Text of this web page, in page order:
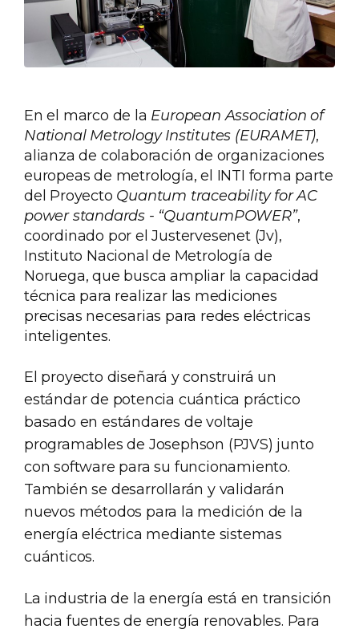
En el marco de la European Association of
National Metrology Institutes (EURAMET),
alianza de colaboración de organizaciones
europeas de metrología, el INTI forma parte
del Proyecto Quantum traceability for AC
power standards - “QuantumPOWER”,
coordinado por el Justervesenet (Jv),
Instituto Nacional de Metrología de
Noruega, que busca ampliar la capacidad
técnica para realizar las mediciones
precisas necesarias para redes eléctricas
inteligentes.
El proyecto diseñará y construirá un
estándar de potencia cuántica práctico
basado en estándares de voltaje
programables de Josephson (PJVS) junto
con software para su funcionamiento.
También se desarrollarán y validarán
nuevos métodos para la medición de la
energía eléctrica mediante sistemas
cuánticos.
La industria de la energía está en transición
hacia fuentes de energía renovables. Para